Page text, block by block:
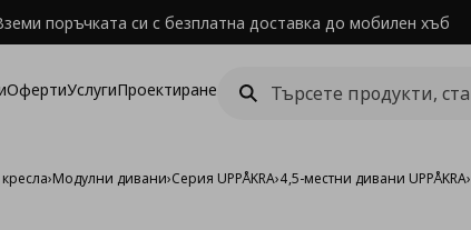
поръчката си с безплатна доставка до мобилен хъб
ОфертиУслугиПроектиране
›Модулни дивани›Серия UPPÅKRA›4,5-местни дивани UPPÅKRA›